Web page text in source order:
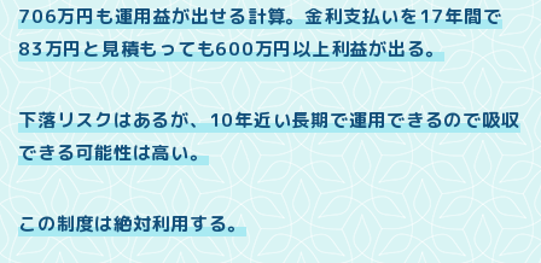
706万円も運用益が出せる計算。金利支払いを17年間で
83万円と見積もっても600万円以上利益が出る。
下落リスクはあるが、10年近い長期で運用できるので吸収
できる可能性は高い。
この制度は絶対利用する。